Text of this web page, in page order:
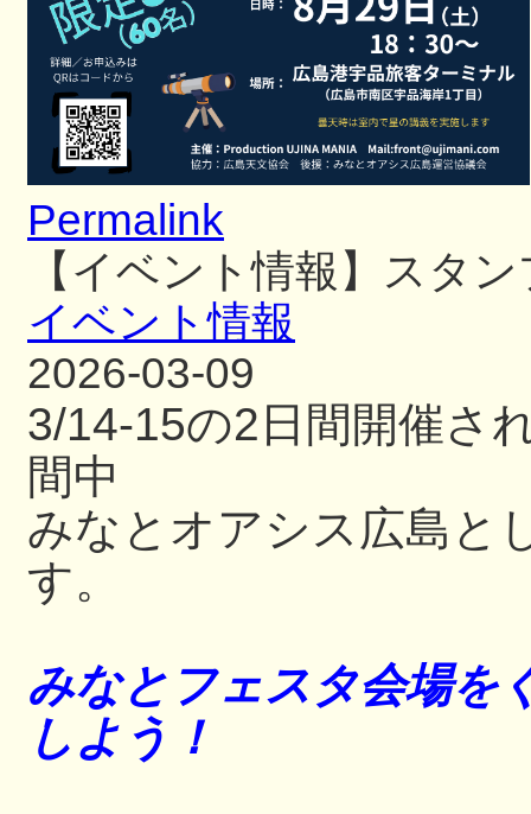
Permalink
【イベント情報】スタ
イベント情報
2026-03-09
3/14-15の2日間開催さ
間中
みなとオアシス広島と
す。
みなとフェスタ会場を
しよう！